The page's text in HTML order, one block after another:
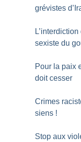
grévistes
sexiste du
Pour la paix
doit cesser
Crimes
siens !
Stop aux